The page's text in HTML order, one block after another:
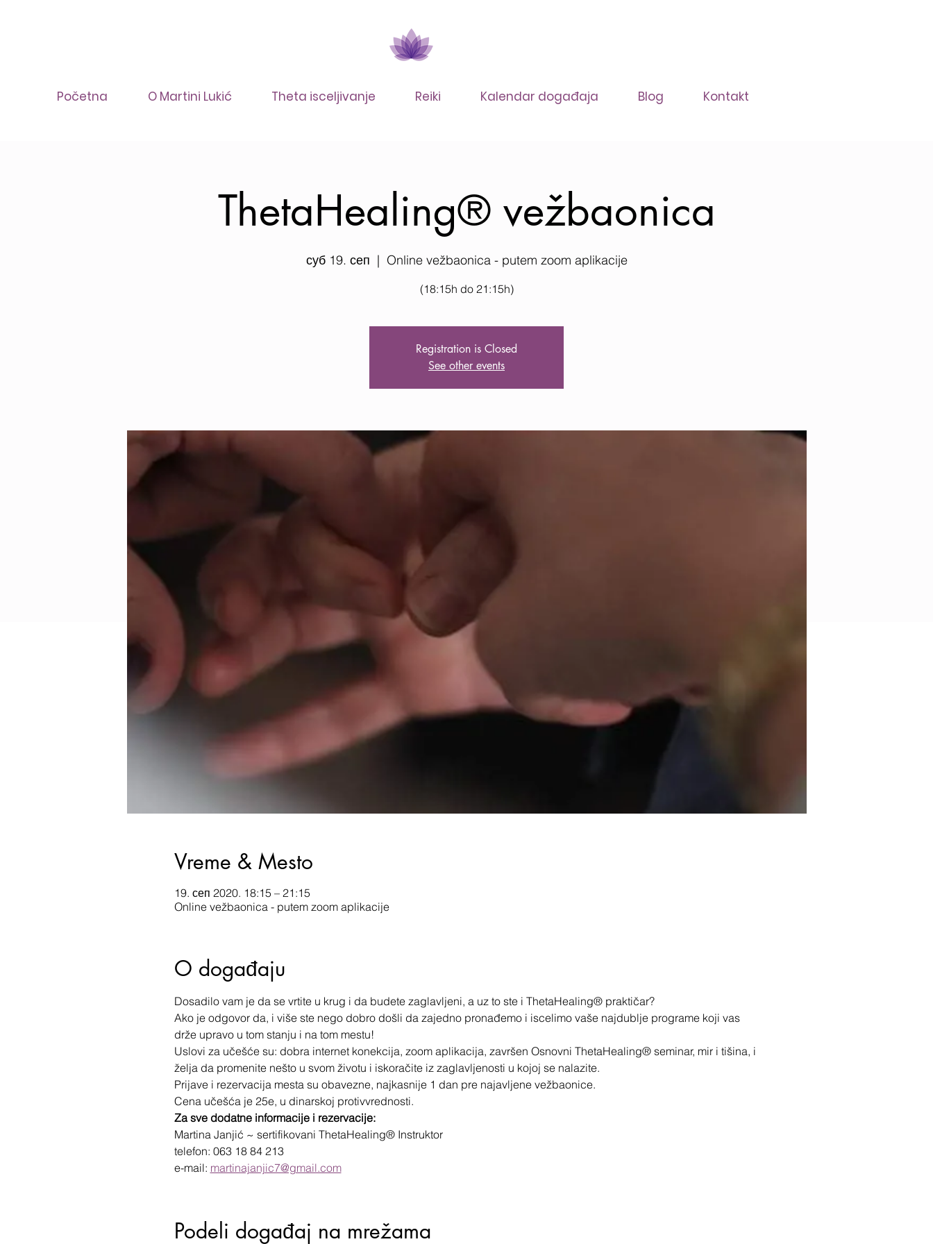
Početna O Martini Lukić Theta isceljivanje Reiki Kalendar događaja Blog Kontakt
​ThetaHealing® vežbaonica
суб 19. сеп
  |
Online vežbaonica - putem zoom aplikacije
(18:15h do 21:15h)
Registration is Closed
See other events
Vreme & Mesto
19. сеп 2020. 18:15 – 21:15
Online vežbaonica - putem zoom aplikacije
O događaju
Dosadilo vam je da se vrtite u krug i da budete zaglavljeni, a uz to ste i ThetaHealing® praktičar?
Ako je odgovor da, i više ste nego dobro došli da zajedno pronađemo i iscelimo vaše najdublje programe koji vas
drže upravo u tom stanju i na tom mestu!
Uslovi za učešće su: dobra internet konekcija, zoom aplikacija, završen Osnovni ThetaHealing® seminar, mir i tišina, i
želja da promenite nešto u svom životu i iskoračite iz zaglavljenosti u kojoj se nalazite.
Prijave i rezervacija mesta su obavezne, najkasnije 1 dan pre najavljene vežbaonice.
​Cena učešća je 25e, u dinarskoj protivvrednosti.
Za sve dodatne informacije i rezervacije:
Martina Janjić ~ sertifikovani ThetaHealing® Instruktor
telefon: 063 18 84 213
e-mail: martinajanjic7@gmail.com
Podeli događaj na mrežama